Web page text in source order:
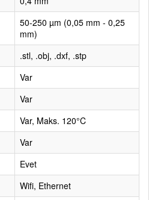
50-250 µm (0,05 mm - 0,25
mm)
.stl, .obj, .dxf, .stp
Var
Var
Var, Maks. 120°C
Var
Evet
Wifi, Ethernet